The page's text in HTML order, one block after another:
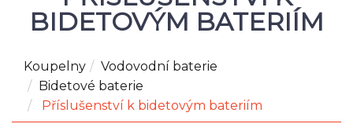
BIDETOVÝM BATERIÍM
Koupelny
Vodovodní baterie
Bidetové baterie
Příslušenství k bidetovým bateriím